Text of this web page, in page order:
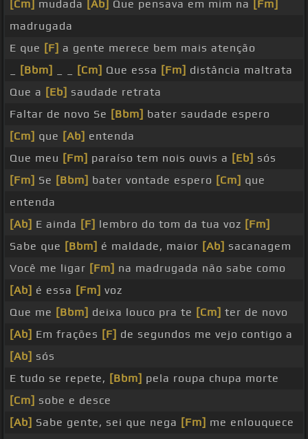
[Cm] mudada [Ab] Que pensava em mim na [Fm]
madrugada
E que [F] a gente merece bem mais atenção
[Bbm] [Cm] Que essa [Fm] distância maltrata
Que a [Eb] saudade retrata
Faltar de novo Se [Bbm] bater saudade espero
[Cm] que [Ab] entenda
Que meu [Fm] paraíso tem nois ouvis a [Eb] sós
[Fm] Se [Bbm] bater vontade espero [Cm] que
entenda
[Ab] E ainda [F] lembro do tom da tua voz [Fm]
Sabe que [Bbm] é maldade, maior [Ab] sacanagem
Você me ligar [Fm] na madrugada não sabe como
[Ab] é essa [Fm] voz
Que me [Bbm] deixa louco pra te [Cm] ter de novo
[Ab] Em frações [F] de segundos me vejo contigo a
[Ab] sós
E tudo se repete, [Bbm] pela roupa chupa morte
[Cm] sobe e desce
[Ab] Sabe gente, sei que nega [Fm] me enlouquece